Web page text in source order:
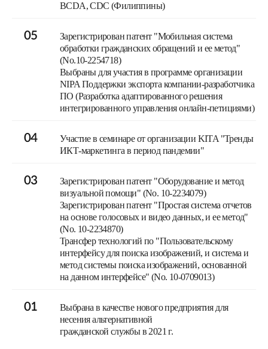
BCDA, CDC (Филиппины)
05
Зарегистрирован патент "Мобильная система
обработки гражданских обращений и ее метод"
(No.10-2254718)
Выбраны для участия в программе организации
NIPA Поддержки экспорта компании-разработчика
ПО (Разработка адаптированного решения
интегрированного управления онлайн-петициями)
04
Участие в семинаре от организации KITA "Тренды
ИКТ-маркетинга в период пандемии"
03
Зарегистрирован патент "Оборудование и метод
визуальной помощи" (No. 10-2234079)
Зарегистрирован патент "Простая система отчетов
на основе голосовых и видео данных, и ее метод"
(No. 10-2234870)
Трансфер технологий по "Пользовательскому
интерфейсу для поиска изображений, и система и
метод системы поиска изображений, основанной
на данном интерфейсе" (No. 10-0709013)
01
Выбрана в качестве нового предприятия для
несения альтернативной
гражданской службы в 2021 г.